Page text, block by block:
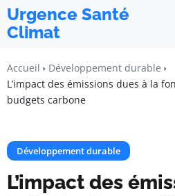
Urgence Santé
Climat
Accueil
Développement durable
L’impact des émissions dues à la
budgets carbone
Développement durable
L’impact des